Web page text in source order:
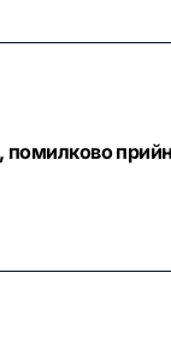
помилково